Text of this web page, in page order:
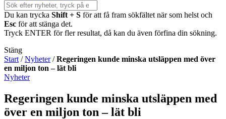
Du kan trycka Shift + S för att få fram sökfältet när som helst och
Esc för att stänga det.
Tryck ENTER för fler resultat, då kan du även förfina din sökning.
Stäng
Start /Nyheter/Regeringen kunde minska utsläppen med över
en miljon ton – lät bli
Nyheter
Regeringen kunde minska utsläppen med
över en miljon ton – lät bli